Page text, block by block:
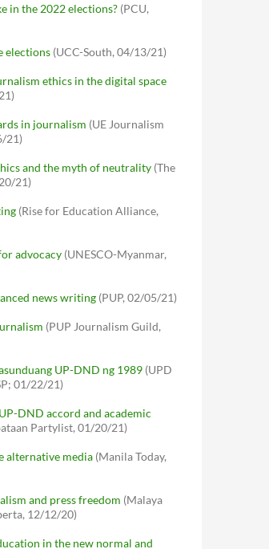
in the 2022 elections? (PCU,
elections (UCC-South, 04/13/21)
ethics in the digital space
in journalism (UE Journalism
21)
and the myth of neutrality (The
21)
(Rise for Education Alliance,
advocacy (UNESCO-Myanmar,
news writing (PUP, 02/05/21)
(PUP Journalism Guild,
UP-DND ng 1989 (UPD
01/22/21)
DND accord and academic
Partylist, 01/20/21)
alternative media (Manila Today,
and press freedom (Malaya
12/12/20)
in the new normal and